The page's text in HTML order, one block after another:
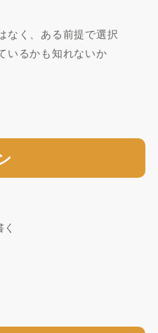
なく、ある前提で選択
いるかも知れないか